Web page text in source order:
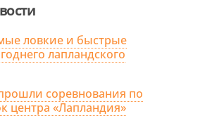
ловкие и быстрые
лапландского
соревнования по
центра «Лапландия»